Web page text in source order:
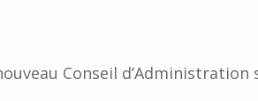
Conseil d’Administration